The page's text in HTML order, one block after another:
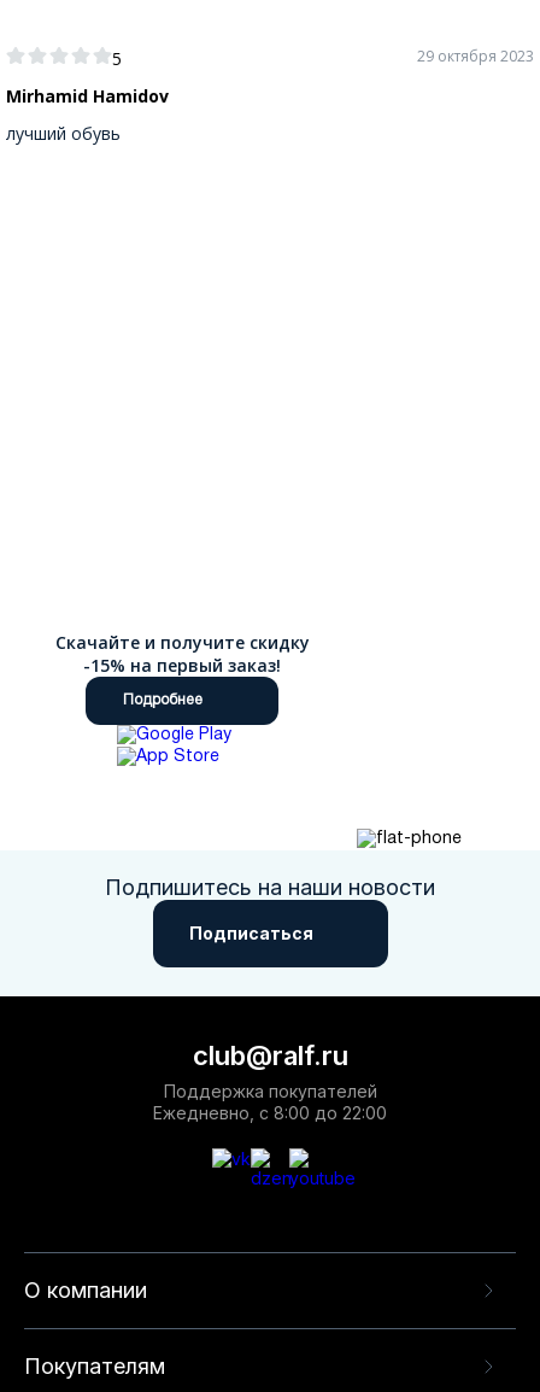
5
Mirhamid Hamidov
29 октября 2023
лучший обувь
Скачайте и получите скидку
-15% на первый заказ!
Подробнее
Подпишитесь на наши новости
Подписаться
О компании
Покупателям
club@ralf.ru
Поддержка покупателей
Ежедневно, с 8:00 до 22:00